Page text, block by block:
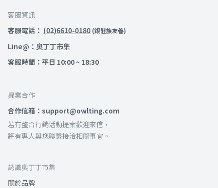
客服資訊
客服電話： (02)6610-0180 (銀髮族友善)
Line@： 奧丁丁市集
客服時間：平日 10:00 ~ 18:30
異業合作
合作信箱：support@owlting.com
若有整合行銷活動提案歡迎來信，
將有專人與您聯繫接洽相關事宜。
認識奧丁丁市集
關於品牌